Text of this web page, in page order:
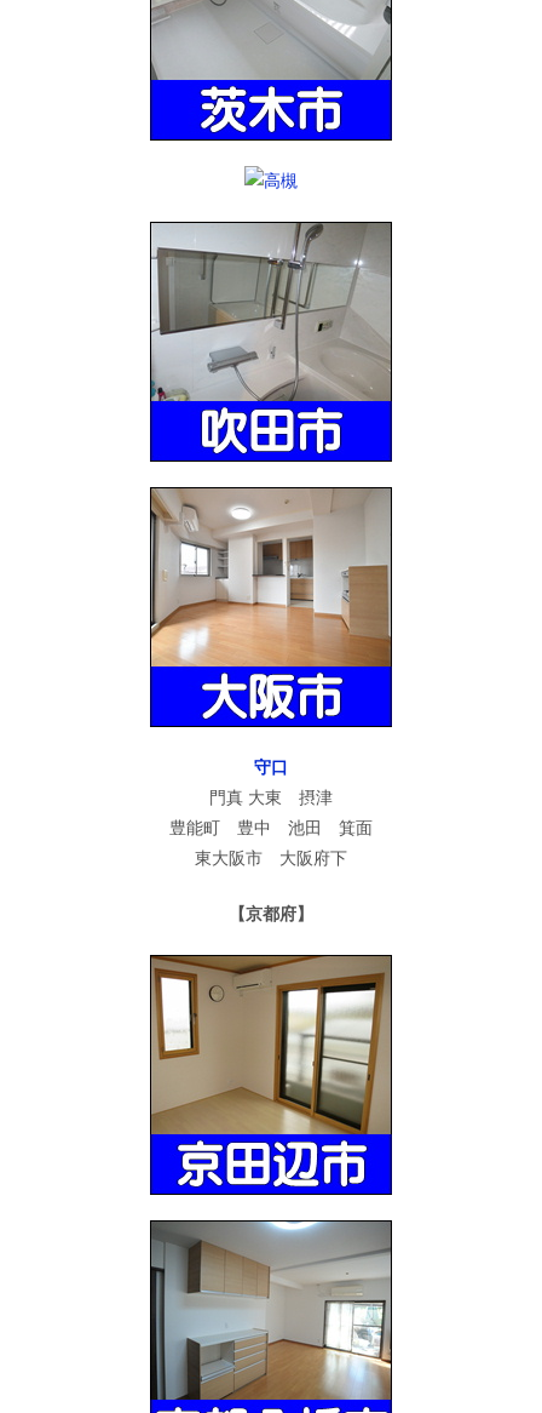
守口
門真 大東 摂津
豊能町 豊中 池田 箕面
東大阪市 大阪府下
【京都府】